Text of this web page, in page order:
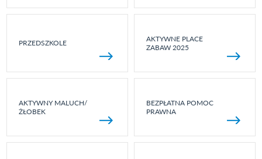
PRZEDSZKOLE
AKTYWNE PLACE
ZABAW 2025
AKTYWNY MALUCH/
ŻŁOBEK
BEZPŁATNA POMOC
PRAWNA